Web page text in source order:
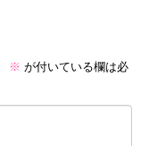
※ が付いている欄は必